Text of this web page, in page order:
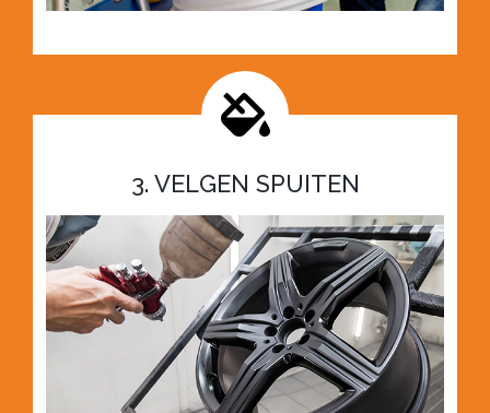
3. VELGEN SPUITEN